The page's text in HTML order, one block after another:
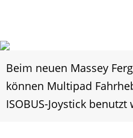
Beim neuen Massey
können Multipad
ISOBUS-Joystick benutzt